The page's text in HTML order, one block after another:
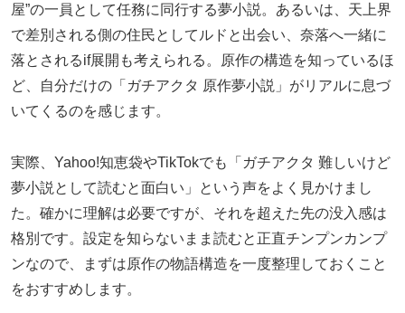
屋”の一員として任務に同行する夢小説。あるいは、天上界
で差別される側の住民としてルドと出会い、奈落へ一緒に
落とされるif展開も考えられる。原作の構造を知っているほ
ど、自分だけの「ガチアクタ 原作夢小説」がリアルに息づ
いてくるのを感じます。
実際、Yahoo!知恵袋やTikTokでも「ガチアクタ 難しいけど
夢小説として読むと面白い」という声をよく見かけまし
た。確かに理解は必要ですが、それを超えた先の没入感は
格別です。設定を知らないまま読むと正直チンプンカンプ
ンなので、まずは原作の物語構造を一度整理しておくこと
をおすすめします。